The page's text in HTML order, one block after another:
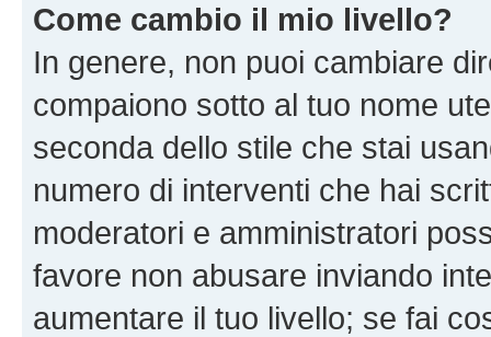
Come cambio il mio livello?
In genere, non puoi cambiare
compaiono sotto al tuo nome
seconda dello stile che stai
numero di interventi che hai
moderatori e amministratori
favore non abusare inviando
aumentare il tuo livello; se fai